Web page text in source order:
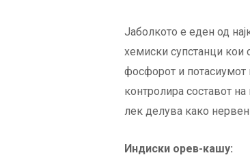
Јаболкото е еден од
хемиски супстанци кои
фосфорот и потасиумот
контролира составот
лек делува како
Индиски орев-кашу: